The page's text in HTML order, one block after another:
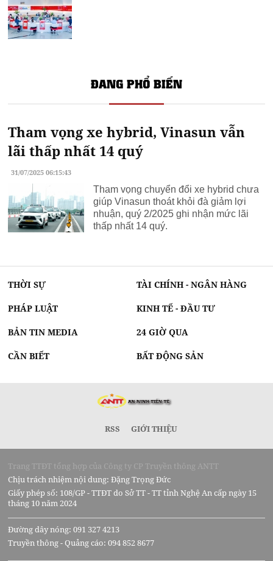
ĐANG PHỔ BIẾN
Tham vọng xe hybrid, Vinasun vẫn
lãi thấp nhất 14 quý
31/07/2025 06:15:43
Tham vọng chuyển đổi xe hybrid chưa
giúp Vinasun thoát khỏi đà giảm lợi
nhuận, quý 2/2025 ghi nhận mức lãi
thấp nhất 14 quý.
THỜI SỰ TÀI CHÍNH - NGÂN HÀNG
PHÁP LUẬT KINH TẾ - ĐẦU TƯ
BẢN TIN MEDIA 24 GIỜ QUA
CẦN BIẾT BẤT ĐỘNG SẢN
RSS GIỚI THIỆU
Trang TTĐT tổng hợp của Công ty CP Truyền thông ANTT
Chịu trách nhiệm nội dung: Đặng Trọng Đức
Giấy phép số: 108/GP - TTĐT do Sở TT - TT tỉnh Nghệ An cấp ngày 15
tháng 10 năm 2024
Đường dây nóng: 091 327 4213
Truyền thông - Quảng cáo: 094 852 8677